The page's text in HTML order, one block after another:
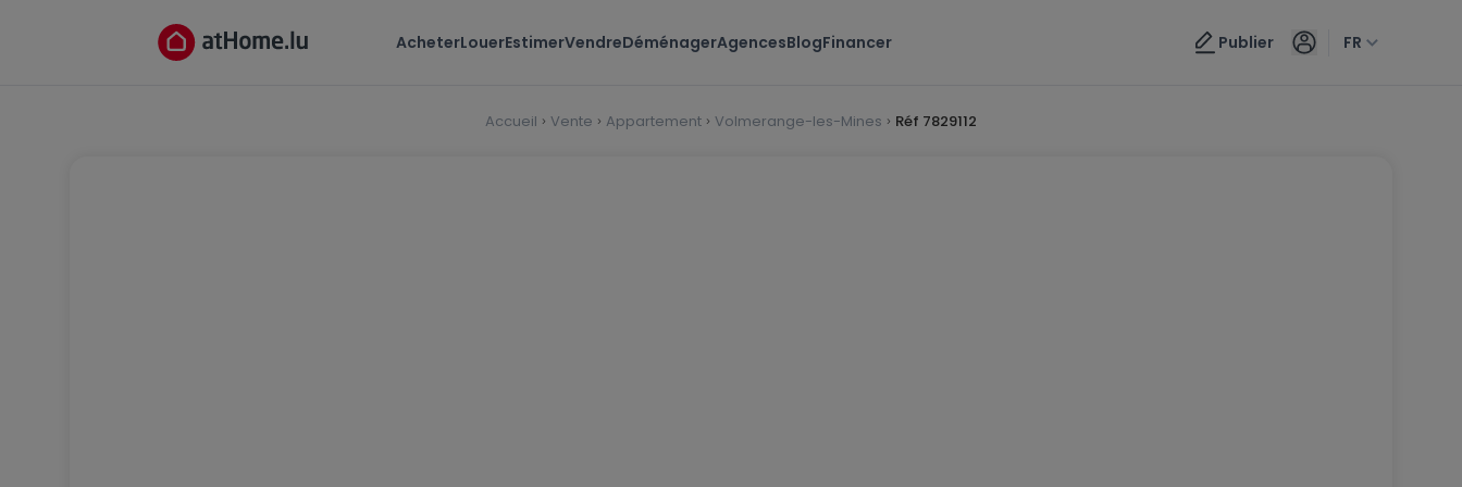
AcheterLouerEstimerVendreDéménagerAgencesBlogFinancer Publier FR
Accueil Vente Appartement Volmerange-les-Mines Réf 7829112